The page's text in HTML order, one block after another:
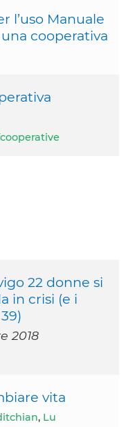
l’uso Manuale
cooperativa
22 donne si
in crisi (e i
2018
vita
, Lu